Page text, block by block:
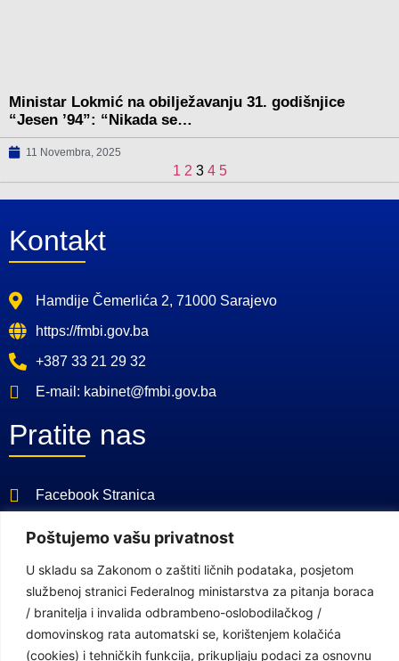
Poštujemo vašu privatnost
U skladu sa Zakonom o zaštiti ličnih podataka, posjetom
službenoj stranici Federalnog ministarstva za pitanja boraca
/ branitelja i invalida odbrambeno-oslobodilačkog /
domovinskog rata automatski se, korištenjem kolačića
(cookies) i tehničkih funkcija, prikupljaju podaci za osnovnu
Ministar Lokmić na obilježavanju 31. godišnjice
“Jesen ’94”: “Nikada se…
11 Novembra, 2025
1 2 3 4 5
Kontakt
Hamdije Čemerlića 2, 71000 Sarajevo
https://fmbi.gov.ba
+387 33 21 29 32
E-mail: kabinet@fmbi.gov.ba
Pratite nas
Facebook Stranica
Linkovi
Vlada Federacije Bosne i Hercegovine